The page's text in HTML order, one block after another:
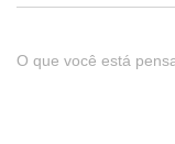
O que você está